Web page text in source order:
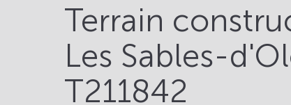
Terrain
Les Sables-
T211842